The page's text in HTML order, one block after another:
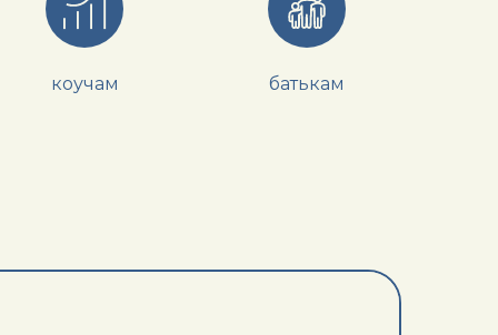
коучам батькам